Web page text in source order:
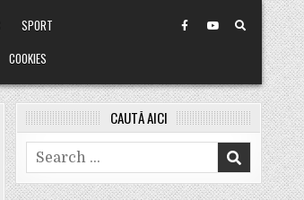
SPORT
COOKIES
CAUTĂ AICI
Search
for: